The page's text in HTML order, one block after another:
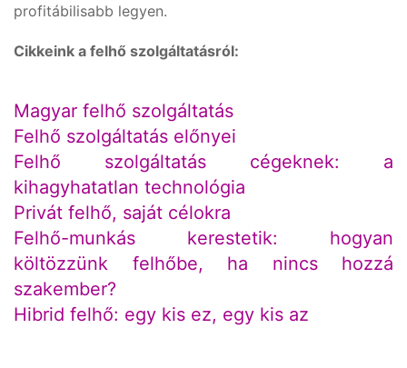
profitábilisabb legyen.
Cikkeink a felhő szolgáltatásról:
Magyar felhő szolgáltatás
Felhő szolgáltatás előnyei
Felhő szolgáltatás cégeknek: a
kihagyhatatlan technológia
Privát felhő, saját célokra
Felhő-munkás kerestetik: hogyan
költözzünk felhőbe, ha nincs hozzá
szakember?
Hibrid felhő: egy kis ez, egy kis az